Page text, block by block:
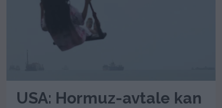
USA: Hormuz-avtale kan